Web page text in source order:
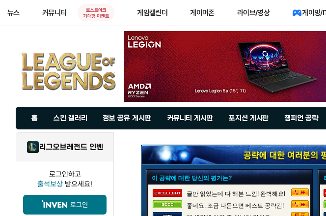
뉴스 커뮤니티
로스트아크
기대평 이벤트
게임캘린더 게이머존 라이브/영상 게이밍/
홈 스킨 갤러리 정보 공유 게시판 커뮤니티 게시판 포지션 게시판 챔피언 공략
리그오브레전드 인벤
로그인하고
출석보상 받으세요!
로그인
이 공략에 대한 당신의 평가는?
글만 읽었는데 다 해본 느낌! 완벽해요!
좋네요. 조금 다듬으면 베스트 공략감!